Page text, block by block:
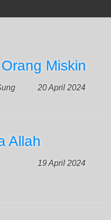
Miskin
20 April 2024
Allah
19 April 2024